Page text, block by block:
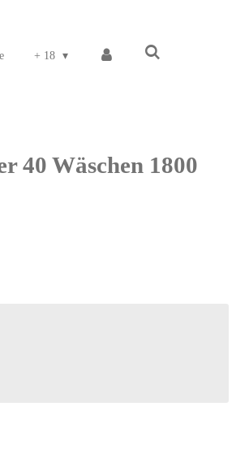
+ 18
40 Wäschen 1800